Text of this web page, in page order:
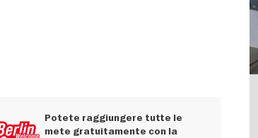
Potete raggiungere tutte le
mete gratuitamente con la